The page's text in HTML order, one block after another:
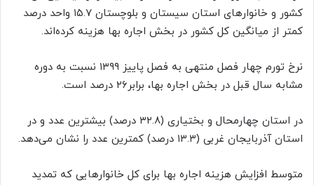
کشور و خانوارهای استان سیستان و بلوچستان ١٥.٧ واحد درصد
کمتر از میانگین کل کشور در بخش اجاره بها هزینه کرده‌اند.
نرخ تورم چهار فصل منتهی به فصل پاییز ١٣٩٩ نسبت به دوره
مشابه سال قبل در بخش اجاره بها، برابر۲۶ درصد است.
در استان چهارمحال و بختیاری (٣٢.٨ درصد) بیشترین عدد و در
استان آذربایجان غربی (١٣.٣ درصد) کمترین عدد را نشان می‌دهد.
متوسط افزایش هزینه اجاره بها برای کل خانوارهایی که تمدید